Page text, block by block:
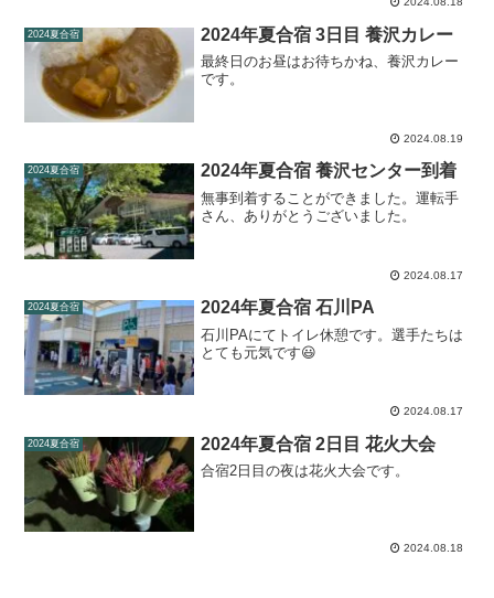
2024夏合宿 2024年夏合宿 3日目 養沢カレー
最終日のお昼はお待ちかね、養沢カレー
です。
2024.08.19
2024夏合宿 2024年夏合宿 養沢センター到着
無事到着することができました。運転手
さん、ありがとうございました。
2024.08.17
2024夏合宿 2024年夏合宿 石川PA
石川PAにてトイレ休憩です。選手たちは
とても元気です😃
2024.08.17
2024夏合宿 2024年夏合宿 2日目 花火大会
合宿2日目の夜は花火大会です。
2024.08.18